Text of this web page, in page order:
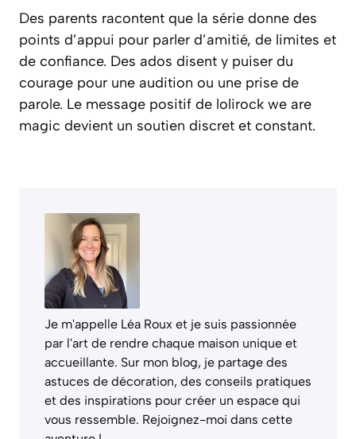
Des parents racontent que la série donne des
points d’appui pour parler d’amitié, de limites et
de confiance. Des ados disent y puiser du
courage pour une audition ou une prise de
parole. Le message positif de lolirock we are
magic devient un soutien discret et constant.
Je m'appelle Léa Roux et je suis passionnée
par l'art de rendre chaque maison unique et
accueillante. Sur mon blog, je partage des
astuces de décoration, des conseils pratiques
et des inspirations pour créer un espace qui
vous ressemble. Rejoignez-moi dans cette